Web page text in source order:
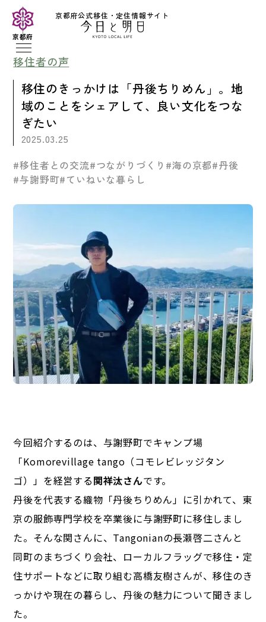
京都府公式移住・定住情報サイト
京都府
移住者の声
移住のきっかけは「丹後ちりめん」。地
域のことをシェアして、良い文化をつな
ぎたい
2025.03.25
#移住者との交流#つながりづくり #海の京都#丹後
#与謝野町#ていねいな暮らし
今回紹介するのは、与謝野町でキャンプ場
「Komorevillage tango（コモレビレッジタン
ゴ）」を経営する関祥汰さんです。
丹後を代表する織物「丹後ちりめん」に引かれて、東
京の服飾専門学校を卒業後に与謝野町に移住しまし
た。そんな関さんに、Tangonianの長瀬啓二さんと
同町のまちづくり会社、ローカルフラッグで移住・定
住サポートなどに取り組む高橋友樹さんが、移住のき
っかけや現在の暮らし、丹後の魅力について聞きまし
た。